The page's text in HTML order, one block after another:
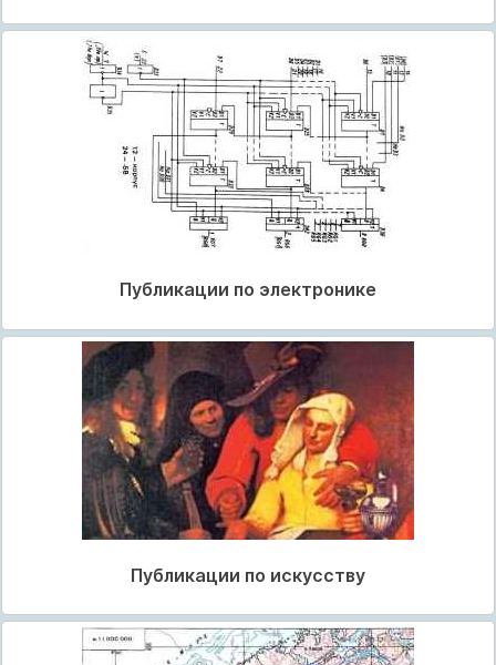
Публикации по электронике
Публикации по искусству